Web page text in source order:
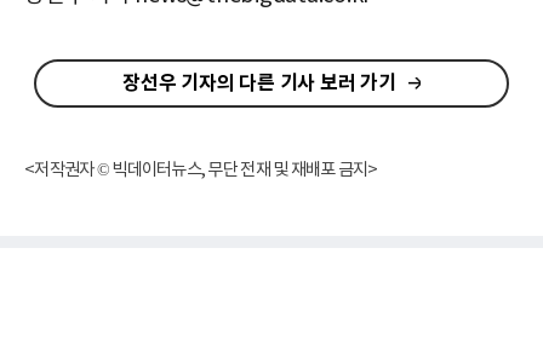
장선우 기자의 다른 기사 보러 가기
<저작권자 © 빅데이터뉴스, 무단 전재 및 재배포 금지>